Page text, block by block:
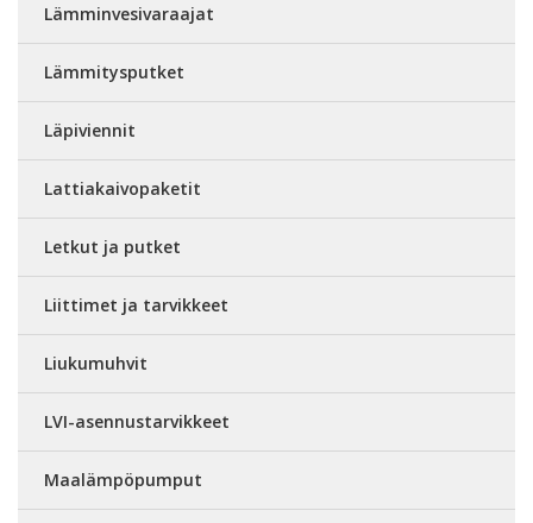
Lämminvesivaraajat
Lämmitysputket
Läpiviennit
Lattiakaivopaketit
Letkut ja putket
Liittimet ja tarvikkeet
Liukumuhvit
LVI-asennustarvikkeet
Maalämpöpumput